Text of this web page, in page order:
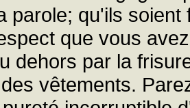
parole; qu'ils
que vous
dehors par la
vêtements.